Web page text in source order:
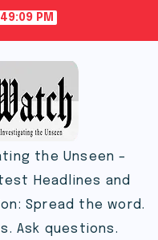
PM
the Unseen –
Headlines and
Spread the word.
Ask questions.